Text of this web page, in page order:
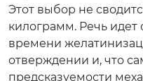
Этот выбор не
килограмм. Речь идет
времени
отверждении и, что
предсказуемости